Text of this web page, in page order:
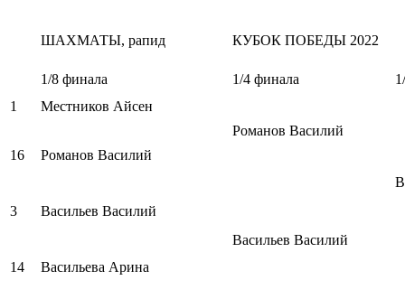
ШАХМАТЫ, рапид КУБОК ПОБЕДЫ 2022
1/8 финала 1/4 финала
1
Местников Айсен
Романов Василий
16
Романов Василий
3
Васильев Василий
Васильев Василий
14
Васильева Арина